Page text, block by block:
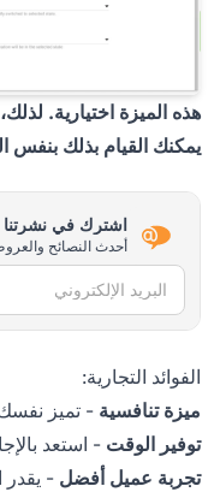
هذه الميزة اختيارية.
يمكنك القيام بذلك بنفس
اشترك في نشرتنا
أحدث النصائح
البريد الإلكتروني
الفوائد التجارية:
ميزة تنافسية - تميز
توفير الوقت - استعد
تجربة عميل أفضل - يقدر